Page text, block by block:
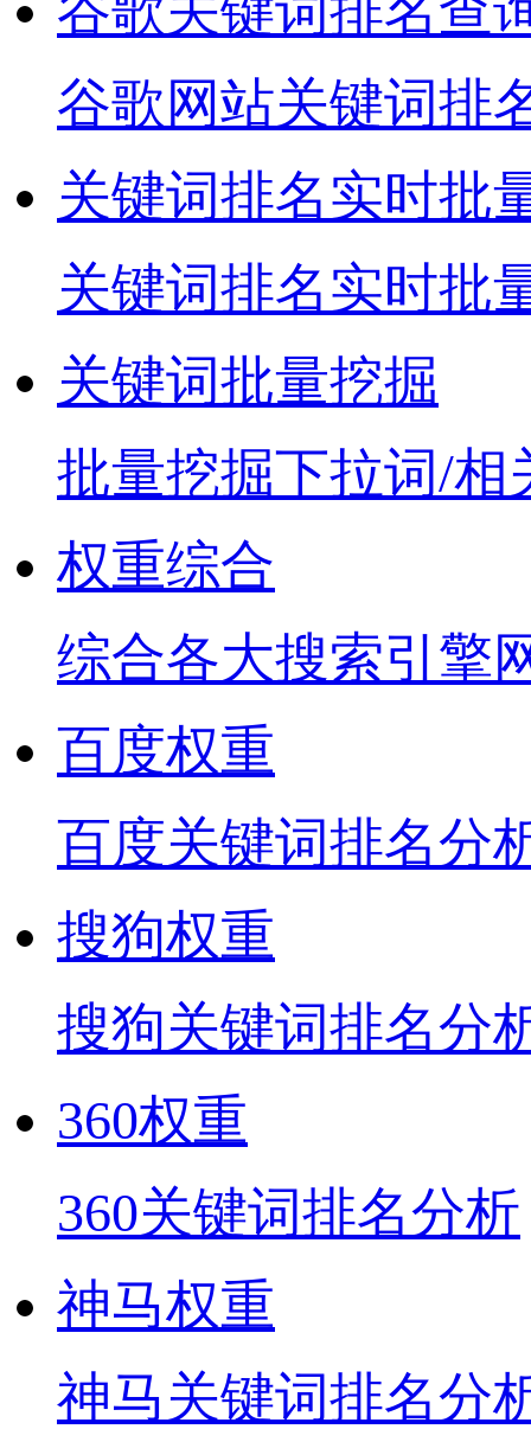
谷歌网站关键词排
关键词排名实时批
关键词排名实时批
关键词批量挖掘
批量挖掘下拉词/相
权重综合
综合各大搜索引擎
百度权重
百度关键词排名分
搜狗权重
搜狗关键词排名分
360权重
360关键词排名分析
神马权重
神马关键词排名分